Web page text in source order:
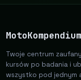
MotoKompendium
Twoje centrum
kursów po badania i
wszystko pod jednym